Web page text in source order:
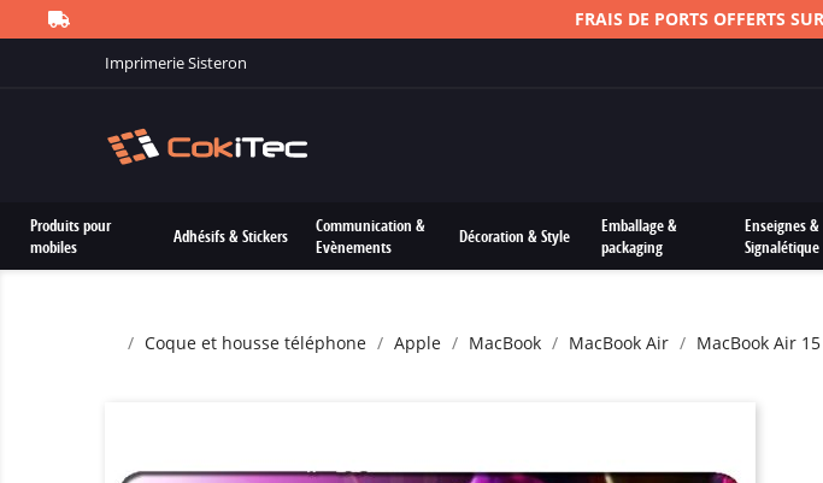
FRAIS DE PORTS OFFERTS
Imprimerie Sisteron
Produits pour
mobiles
Adhésifs & Stickers
Communication &
Evènements
Décoration & Style
Emballage &
packaging
Enseignes &
Signalétique
Coque et housse téléphone Apple MacBook MacBook Air MacBook Air